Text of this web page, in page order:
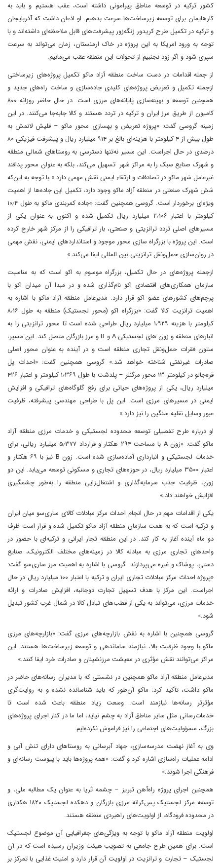
کشور ترکیه در توسعه مناطق پیرامونی داشته است، عقب هستیم و باید به
کارهایمان برای توسعه زیرساخت‌ها سرعت بدهیم. او اذعان داشت که آذربایجان
و ترکیه در تکمیل طرح کریدور زنگه‌زور پیشرفت‌های قابل ملاحظه‌ای داشته‌اند و با
توجه به ورود امریکا به این پروژه در خاک ارمنستان، زمان می‌تواند به سرعت
سپری شود و اگر زود نجنبیم از تحولات این منطقه عقب می‌مانیم.
از جمله اقدامات در دست ساخت منطقه آزاد ماکو تکمیل پروژه‌های زیرساختی
ازجمله تکمیل و تعریض پروژه‌های کلیدی جاده‌سازی و ساخت راه‌های جدید و
همچنین توسعه و بهینه‌سازی پایانه‌های مرزی است. در حال حاضر روزانه ۸۰۰
کامیون از طریق مرز ایران و ترکیه در تردد هستند و کالا جابه‌جا می‌کنند. در این
زمینه گروسی گفت: «پروژه تعریض و بهسازی محور ماکو – قلیش لانمش به
طول بیش از ۴ کیلومتر با هزینه‌ای بالغ بر ۹۱۴ میلیارد ریال و پیشرفت فیزیکی ۸۰
درصدی در حال اجراست. این مسیر نه‌تنها دسترسی به روستاهای شمالی منطقه
و شهرک صنایع سبک را به مراکز شهر تسهیل می‌کند، بلکه به عنوان محور پدافند
غیرعامل شهر ماکو در تصادفات و ارتقاء ایمنی نقش مهمی دارد.» با توجه به این‌که
شش شهرک صنعتی در منطقه آزاد ماکو وجود دارد، تکمیل این جاده‌ها از اهمیت
ویژه‌ای برخوردار است. گروسی همچنین گفت: «جاده کمربندی ماکو به طول ۱۰٫۴
کیلومتر با اعتبار ۲٫۱۰۶ میلیارد ریال تکمیل شده و اکنون به عنوان یکی از
مسیرهای اصلی تردد ترانزیتی و صنعتی، بار ترافیکی را از مرکز شهر خارج کرده
است. این پروژه با بزرگراه سازی محور موجود و استانداردهای ایمنی، نقش مهمی
در روان‌سازی حمل‌ونقل ترانزیتی بین المللی ایفا می‌کند.»
ازجمله پروژه‌های در حال تکمیل، بزرگراه موسوم به اکو است که به مناسبت
سازمان همکاری‌های اقتصادی اکو نام‌گذاری شده و در مبدا آن میدان اکو با
پرچم‌های کشورهای عضو اکو قرار دارد. مدیرعامل منطقه آزاد ماکو با اشاره به
اهمیت ترانزیت کالا گفت: «بزرگراه اکو (محور لجستیک) منطقه به طول ۸٫۱۶
کیلومتر با هزینه ۱٫۹۲۹ میلیارد ریال طراحی شده است تا محور ترانزیتی را به
انبارهای منطقه و زون های لجستیکی A و B و مرز بازرگان متصل کند. این مسیر،
ستون فقرات حمل‌ونقل تجاری منطقه است و در آینده به عنوان محور اصلی
صادرات غیرنفتی شناخته خواهد شد.» گروسی همچنین گفت: «احداث پل
قره‌جالو در کیلومتر ۱۳ محور مرگنلر – پلدشت با طول ۱٫۳۶۹ کیلومتر و اعتبار ۴۲۶
میلیارد ریال، یکی از پروژه‌های حیاتی برای رفع گلوگاه‌های ترافیکی و افزایش
ایمنی در مسیرهای مرزی است. این پل با طراحی مهندسی پیشرفته، ظرفیت
عبور وسایل نقلیه سنگین را نیز دارد.»
او درباره طرح تفصیلی توسعه محدوده لجستیکی و خدمات مرزی منطقه آزاد
ماکو گفت: «زون A با مساحت ۲۹۴ هکتار و قرارداد ۵٫۳۷۷ میلیارد ریالی، برای
خدمات لجستیکی و انبارداری آماده‌سازی شده است. زون B نیز با ۶۹ هکتار و
اعتبار ۳۵۰۰ میلیارد ریال، در حوزه‌های تجاری و مسکونی توسعه می‌یابد. این دو
زون، ظرفیت جذب سرمایه‌گذاری و اشتغال‌زایی منطقه را به‌طور چشمگیری
افزایش خواهند داد.»
یکی از اقدامات مهم در حال انجام احداث مرکز مبادلات کالای ساری‌سو میان ایران
و ترکیه است که به همت سازمان منطقه آزاد ماکو تکمیل شده و قرار است ظرف
دو ماه آینده آغاز به کار کند. در این منطقه تجار ایرانی و ترکیه‌ای با حضور در
واحدهای تجاری مرزی به مبادله کالا در زمینه‌های مختلف الکترونیک، صنایع
دستی، پوشاک و غیره می‌پردازند. گروسی با اشاره به اهمیت مرز ساری‌سو گفت:
«پروژه احداث مرکز مبادلات تجاری ایران و ترکیه با اعتبار ۱۰۰ میلیارد ریال در حال
اجراست. این مرکز با هدف تسهیل تجارت دوجانبه، افزایش صادرات و ارائه
خدمات مرزی، می‌تواند به یکی از قطب‌های تبادل کالا در شمال‌ غرب کشور تبدیل
شود.»
گروسی همچنین با اشاره به نقش بازارچه‌های مرزی گفت: «بازارچه‌های مرزی
ماکو با وجود ظرفیت بالا، نیازمند ساماندهی و توسعه زیرساخت‌ها هستند. این
مراکز می‌توانند نقش مؤثری در معیشت مرزنشینان و صادرات خرد ایفا کنند.»
مدیرعامل منطقه آزاد ماکو همچنین در نشستی که با مدیران رسانه‌های حاضر در
ماکو داشت، تأکید کرد: ماکو آن‌طور که باید شناسانده نشده و به روایت‌گری
مؤثرتر رسانه‌ها نیازمند است. وسعت زیاد منطقه باعث شده است تا
خدمات‌رسانی مثل سایر مناطق آزاد به چشم نیاید، اما ما در کنار اجرای پروژه‌های
بزرگ، مسؤولیت‌های اجتماعی را نیز فراموش نکرده‌ایم.
وی به آغاز نهضت مدرسه‌سازی، جهاد آبرسانی به روستاهای دارای تنش آبی و
ادامه عملیات راه‌سازی اشاره کرد و گفت: «همه پروژه‌ها باید با پیوست رسانه‌ای و
فرهنگی اجرا شوند.»
همچنین اجرای پروژه راه‌آهن تبریز – چشمه ثریا به عنوان یک مطالبه ملی، و
توسعه مرکز لجستیک پس‌کرانه مرزی بازرگان و دهکده لجستیک ۱۸۲۰ هکتاری
در محدوده فرودگاه، از اولویت‌های راهبردی منطقه هستند.
اولویت منطقه آزاد ماکو با توجه به ویژگی‌های جغرافیایی آن موضوع لجستیک
است. برای همین طرح جامعی به تصویب هیئت وزیران رسیده است که در آن
لجستیک – تجارت و ترانزیت در اولویت آن قرار دارد و امنیت غذایی با تمرکز بر